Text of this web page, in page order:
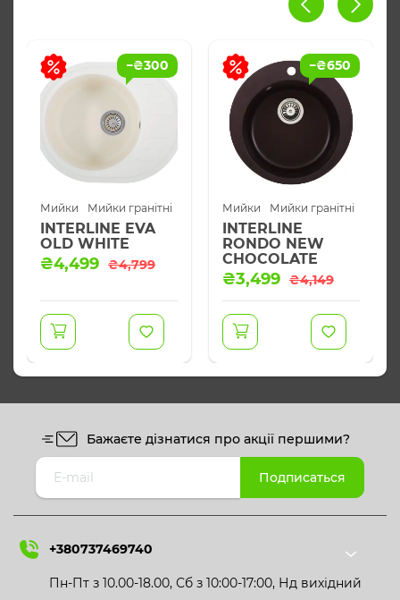
−₴300
Мийки Мийки гранітні
INTERLINE EVA
OLD WHITE
₴4,799
Оригінальна
₴4,499
Поточна
−₴650
Мийки Мийки гранітні
INTERLINE
RONDO NEW
CHOCOLATE
₴4,149
Оригінальна
₴4,149.
₴3,499
Поточна
₴3,499.
Бажаєте дізнатися про акції першими?
+380737469740
Пн-Пт з 10.00-18.00, Сб з 10:00-17:00, Нд вихідний